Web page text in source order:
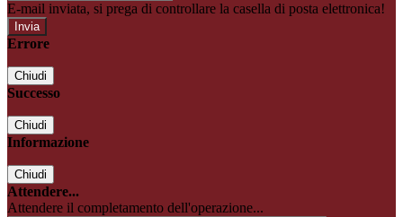
E-mail inviata, si prega di controllare la casella di posta elettronica!
Errore
Chiudi
Successo
Chiudi
Informazione
Chiudi
Attendere...
Attendere il completamento dell'operazione...